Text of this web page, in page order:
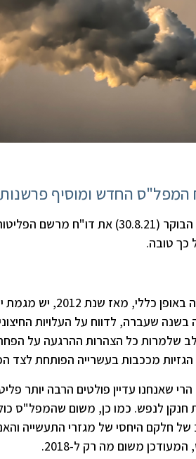
המפל"ס החדש ומוסיף פרשנות
המשרד להגנת הסביבה מפרסם הבוקר
כך טובה.
מגמת ירידה בפליטת המזהמים השונים.
שעברה, לדווח על העלויות
לב שלמרות כל הצהרות ההרגעה על
מככבות בעשרייה הפותחת לצד
שאנחנו עדיין פולטים הרבה יותר
לנפש. כמו כן, משום שהמפל"ס
חלקם היחסי של מגזרי התעשייה
משום מה רק ל-2018.